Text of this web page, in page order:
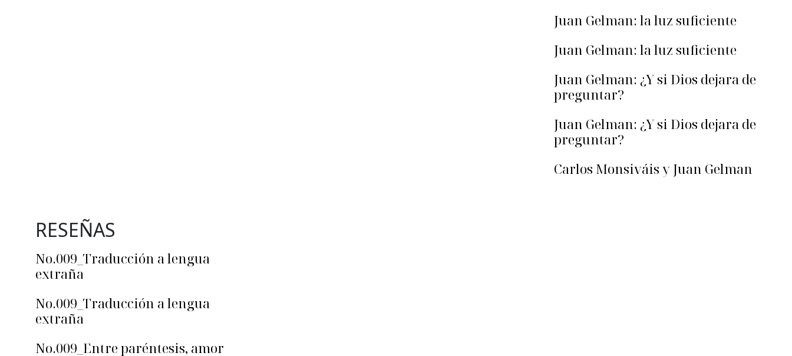
Juan Gelman: la luz suficiente
Juan Gelman: la luz suficiente
Juan Gelman: ¿Y si Dios dejara de
preguntar?
Juan Gelman: ¿Y si Dios dejara de
preguntar?
Carlos Monsiváis y Juan Gelman
RESEÑAS
No.009_Traducción a lengua
extraña
No.009_Traducción a lengua
extraña
No.009_Entre paréntesis, amor